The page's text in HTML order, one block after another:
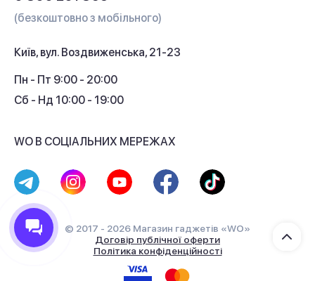
Кешбек
(безкоштовно з мобільного)
Київ, вул. Воздвиженська, 21-23
Пн - Пт 9:00 - 20:00
Сб - Нд 10:00 - 19:00
WO В СОЦІАЛЬНИХ МЕРЕЖАХ
© 2017 - 2026 Магазин гаджетів «WO»
Договір публічної оферти
Політика конфіденційності